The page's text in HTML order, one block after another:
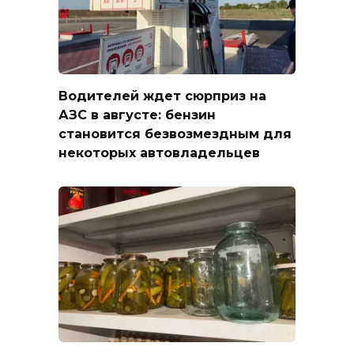
Водителей ждет сюрприз на
АЗС в августе: бензин
становится безвозмездным для
некоторых автовладельцев